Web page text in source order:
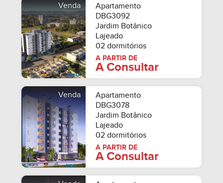
Venda
Apartamento
DBG3092
Jardim Botânico
Lajeado
02 dormitórios
A PARTIR DE
A Consultar
Venda
Apartamento
DBG3078
Jardim Botânico
Lajeado
02 dormitórios
A PARTIR DE
A Consultar